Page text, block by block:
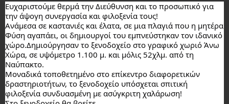
Ευχαριστούμε θερμά την Διεύθυνση και το προσωπικό για
την άψογη συνεργασία και φιλοξενία τους!
Ανάμεσα σε καστανιές και έλατα, σε μια πλαγιά που η μητέρα
Φύση αγαπάει, οι δημιουργοί του εμπνεύστηκαν τον ιδανικό
χώρο.Δημιούργησαν το ξενοδοχείο στο γραφικό χωριό Άνω
Χώρα, σε υψόμετρο 1.100 μ. και μόλις 52χλμ. από τη
Ναύπακτο.
Μοναδικά τοποθετημένο στο επίκεντρο διαφορετικών
δραστηριοτήτων, το ξενοδοχείο υπόσχεται σπιτική
φιλοξενία συνδυασμένη με ασύγκριτη χαλάρωση!